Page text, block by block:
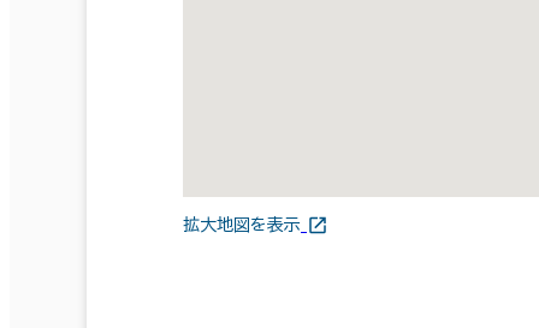
拡大地図を表示